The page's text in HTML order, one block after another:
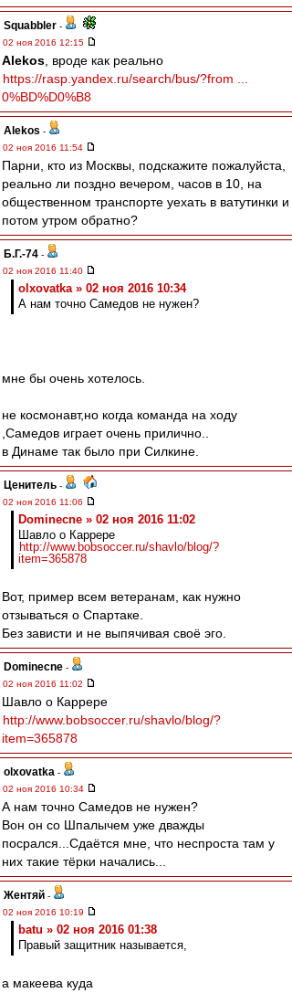
Squabbler -
02 ноя 2016 12:15
Alekos , вроде как реально
https://rasp.yandex.ru/search/bus/?from ...
0%BD%D0%B8
Alekos -
02 ноя 2016 11:54
Парни, кто из Москвы, подскажите пожалуйста,
реально ли поздно вечером, часов в 10, на
общественном транспорте уехать в ватутинки и
потом утром обратно?
Б.Г.-74 -
02 ноя 2016 11:40
olxovatka » 02 ноя 2016 10:34
А нам точно Самедов не нужен?
мне бы очень хотелось.
не космонавт,но когда команда на ходу
,Самедов играет очень прилично..
в Динаме так было при Силкине.
Ценитель -
02 ноя 2016 11:06
Dominecne » 02 ноя 2016 11:02
Шавло о Каррере
http://www.bobsoccer.ru/shavlo/blog/?
item=365878
Вот, пример всем ветеранам, как нужно
отзываться о Спартаке.
Без зависти и не выпячивая своё эго.
Dominecne -
02 ноя 2016 11:02
Шавло о Каррере
http://www.bobsoccer.ru/shavlo/blog/?
item=365878
olxovatka -
02 ноя 2016 10:34
А нам точно Самедов не нужен?
Вон он со Шпалычем уже дважды
посрался...Сдаётся мне, что неспроста там у
них такие тёрки начались...
Жентяй -
02 ноя 2016 10:19
batu » 02 ноя 2016 01:38
Правый защитник называется,
а макеева куда